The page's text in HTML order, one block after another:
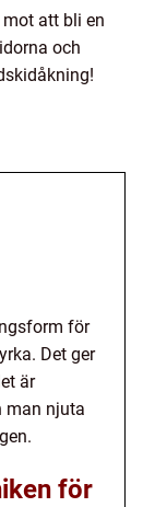
att bli en
och
för
Det ger
är
man njuta
för